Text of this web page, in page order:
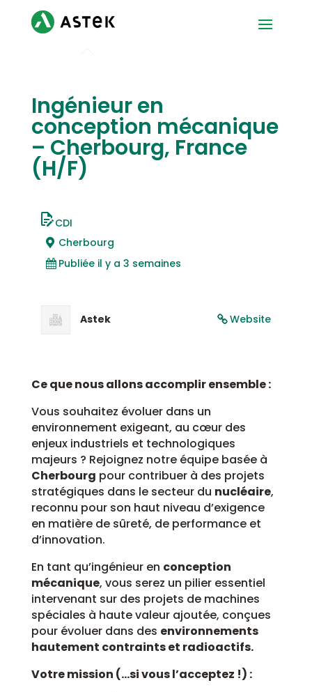
Ingénieur en
conception mécanique
– Cherbourg, France
(H/F)
CDI
Cherbourg
Publiée il y a 3 semaines
Website
Astek
Ce que nous allons accomplir ensemble :
Vous souhaitez évoluer dans un
environnement exigeant, au cœur des
enjeux industriels et technologiques
majeurs ? Rejoignez notre équipe basée à
Cherbourg pour contribuer à des projets
stratégiques dans le secteur du nucléaire,
reconnu pour son haut niveau d’exigence
en matière de sûreté, de performance et
d’innovation.
En tant qu’ingénieur en conception
mécanique, vous serez un pilier essentiel
intervenant sur des projets de machines
spéciales à haute valeur ajoutée, conçues
pour évoluer dans des environnements
hautement contraints et radioactifs.
Votre mission (…si vous l’acceptez !) :